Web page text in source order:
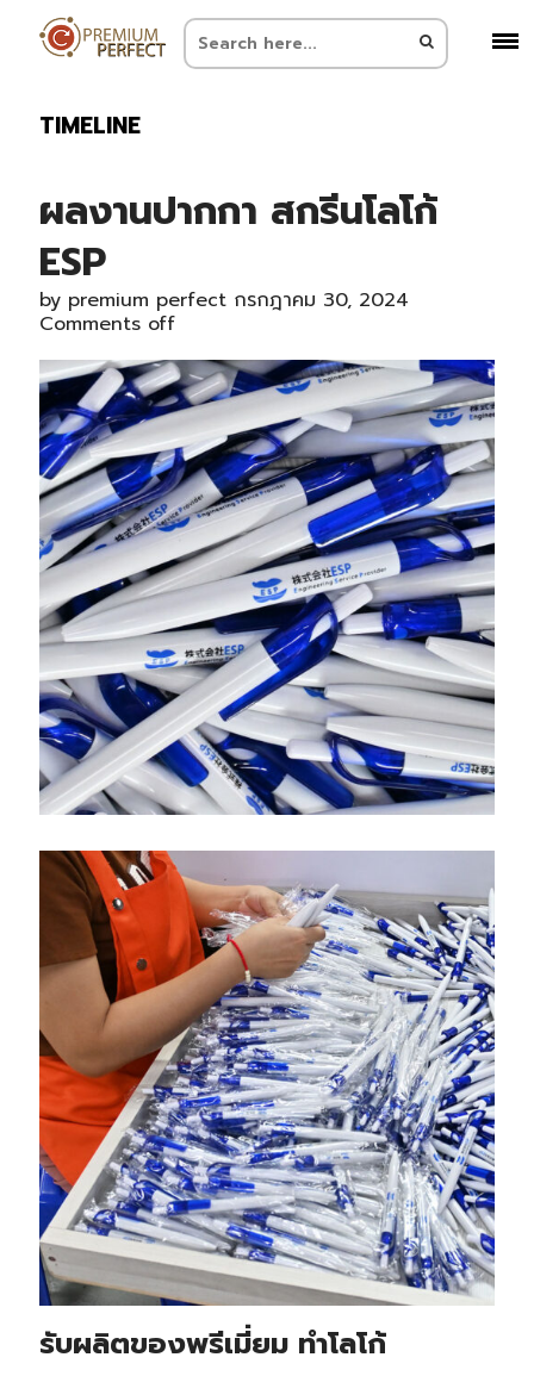
TIMELINE
ผลงานปากกา สกรีนโลโก้
ESP
by premium perfect กรกฎาคม 30, 2024
Comments off
รับผลิตของพรีเมี่ยม ทำโลโก้